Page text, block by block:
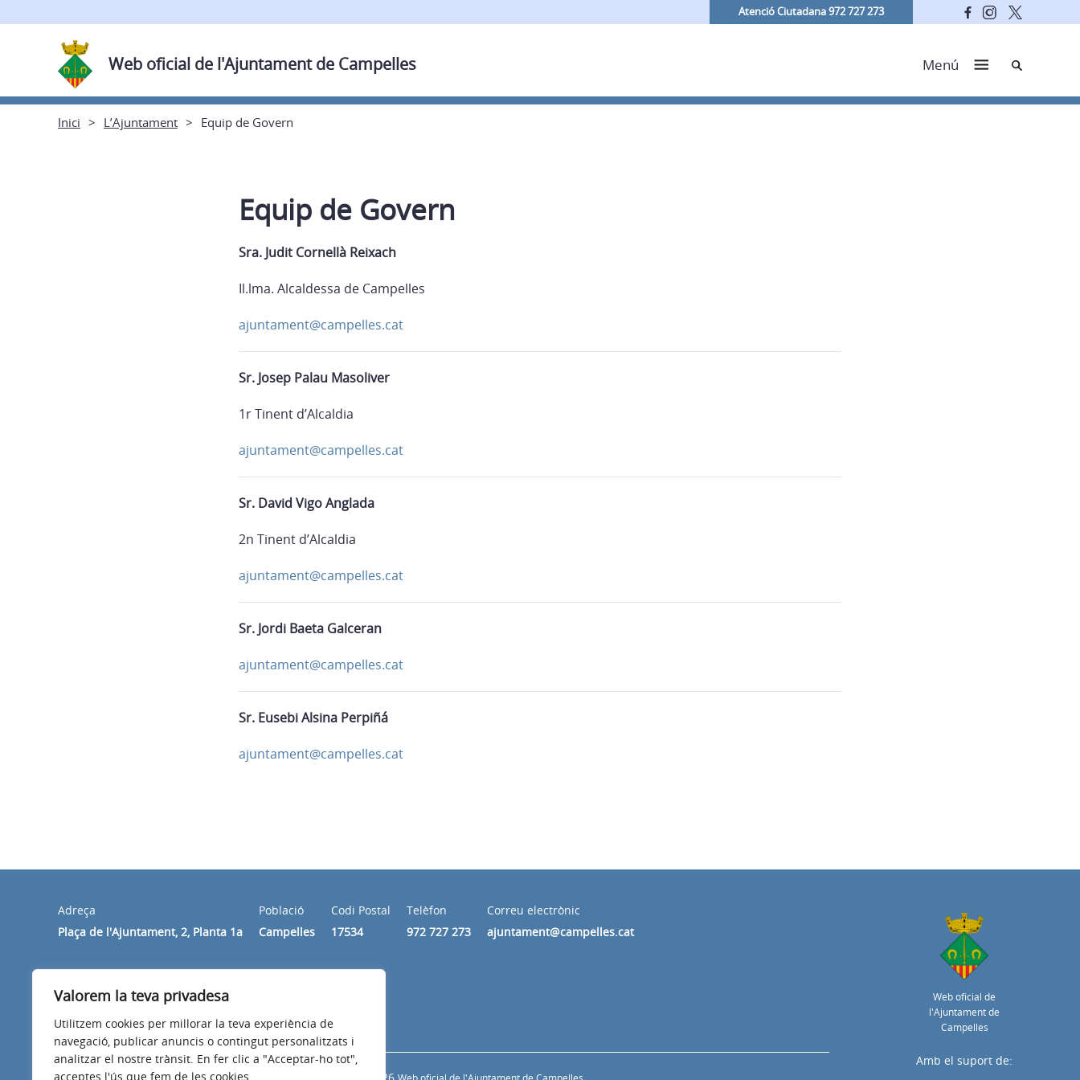
Valorem la teva privadesa
Utilitzem cookies per millorar la teva experiència de
navegació, publicar anuncis o contingut personalitzats i
analitzar el nostre trànsit. En fer clic a "Acceptar-ho tot",
acceptes l'ús que fem de les cookies.
Atenció Ciutadana 972 727 273
Web oficial de l'Ajuntament de Campelles Menú Cerca
Inici L’Ajuntament Equip de Govern
Equip de Govern
Sra. Judit Cornellà Reixach
Il.lma. Alcaldessa de Campelles
ajuntament@campelles.cat
Sr. Josep Palau Masoliver
1r Tinent d’Alcaldia
ajuntament@campelles.cat
Sr. David Vigo Anglada
2n Tinent d’Alcaldia
ajuntament@campelles.cat
Sr. Jordi Baeta Galceran
ajuntament@campelles.cat
Sr. Eusebi Alsina Perpiñá
ajuntament@campelles.cat
Adreça
Plaça de l'Ajuntament, 2, Planta 1a
Població
Campelles
Codi Postal
17534
Telèfon
972 727 273
Correu electrònic
ajuntament@campelles.cat
De dilluns a divendres de 10 h a 14 h.
Web oficial de
l'Ajuntament de
Campelles
Amb el suport de: